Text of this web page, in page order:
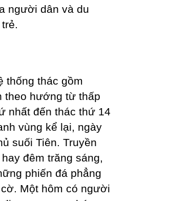
người dân và du
thống thác gồm
theo hướng từ thấp
nhất đến thác thứ 14
vùng kể lại, ngày
suối Tiên. Truyền
đêm trăng sáng,
phiến đá phẳng
Một hôm có người